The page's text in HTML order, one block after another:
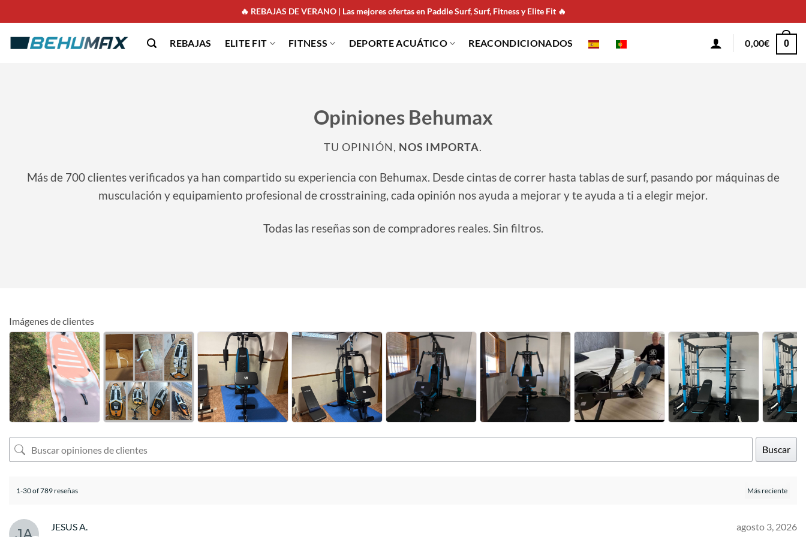
al
contenido
🔥 REBAJAS DE VERANO | Las mejores ofertas en Paddle Surf, Surf, Fitness y Elite Fit 🔥
REBAJAS ELITE FIT FITNESS DEPORTE ACUÁTICO REACONDICIONADOS 0,00€ 0
Opiniones Behumax
TU OPINIÓN, NOS IMPORTA.
Más de 700 clientes verificados ya han compartido su experiencia con Behumax. Desde cintas de correr hasta tablas de surf, pasando por máquinas de
musculación y equipamiento profesional de crosstraining, cada opinión nos ayuda a mejorar y te ayuda a ti a elegir mejor.
Todas las reseñas son de compradores reales. Sin filtros.
Imágenes de clientes
Buscar
1-30 of 789 reseñas
JESUS A. agosto 3, 2026